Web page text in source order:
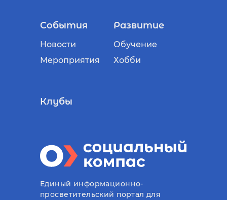
События
Новости
Мероприятия
Развитие
Обучение
Хобби
Клубы
Единый информационно-
просветительский портал для